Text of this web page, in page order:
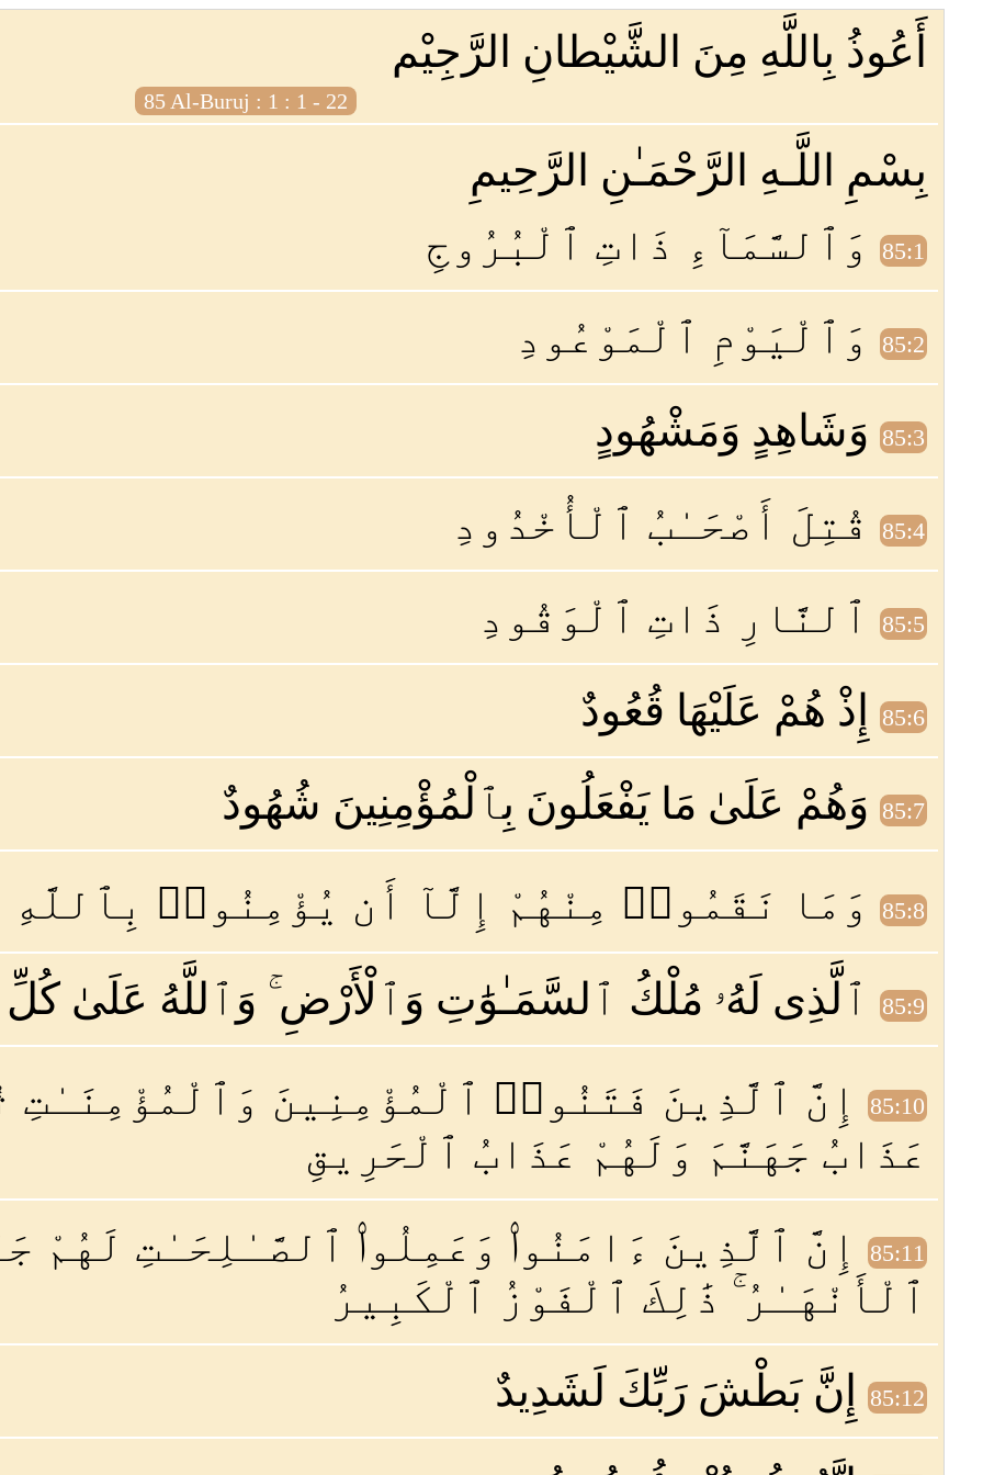
أَعُوذُ بِاللَّهِ مِنَ الشَّيْطانِ الرَّجِيْم
85 Al-Buruj : 1 : 1 - 22
بِسْمِ اللَّـهِ الرَّحْمَـٰنِ الرَّحِيمِ
85:1 وَٱلسَّمَآءِ ذَاتِ ٱلْبُرُوجِ
85:2 وَٱلْيَوْمِ ٱلْمَوْعُودِ
85:3 وَشَاهِدٍ وَمَشْهُودٍ
85:4 قُتِلَ أَصْحَـٰبُ ٱلْأُخْدُودِ
85:5 ٱلنَّارِ ذَاتِ ٱلْوَقُودِ
85:6 إِذْ هُمْ عَلَيْهَا قُعُودٌ
85:7 وَهُمْ عَلَىٰ مَا يَفْعَلُونَ بِٱلْمُؤْمِنِينَ شُهُودٌ
85:8 وَمَا نَقَمُوا۟ مِنْهُمْ إِلَّآ أَن يُؤْمِنُوا۟ بِٱللَّهِ
85:9 ٱلَّذِى لَهُۥ مُلْكُ ٱلسَّمَـٰوَٰتِ وَٱلْأَرْضِ ۚ وَٱللَّهُ عَلَىٰ
85:10
إِنَّ ٱلَّذِينَ فَتَنُوا۟ ٱلْمُؤْمِنِينَ
عَذَابُ جَهَنَّمَ وَلَهُمْ عَذَابُ ٱلْحَرِيقِ
85:11
إِنَّ ٱلَّذِينَ ءَامَنُوا۟ وَعَمِلُوا۟ ٱلصَّـٰلِحَـٰتِ لَهُمْ
ٱلْأَنْهَـٰرُ ۚ ذَٰلِكَ ٱلْفَوْزُ ٱلْكَبِيرُ
85:12 إِنَّ بَطْشَ رَبِّكَ لَشَدِيدٌ